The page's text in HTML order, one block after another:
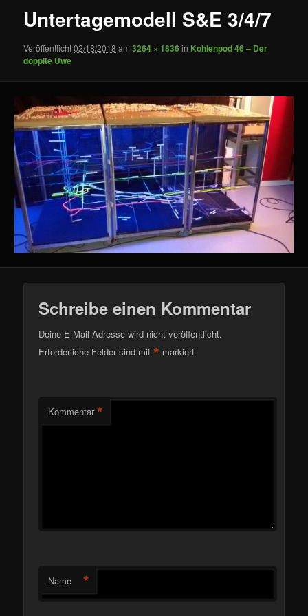
Untertagemodell S&E 3/4/7
Veröffentlicht02/18/2018 am3264 × 1836 in Kohlenpod 46 – Der
dopplte Uwe
Schreibe einen Kommentar
Deine E-Mail-Adresse wird nicht veröffentlicht.
Erforderliche Felder sind mit* markiert
Kommentar *
Name *